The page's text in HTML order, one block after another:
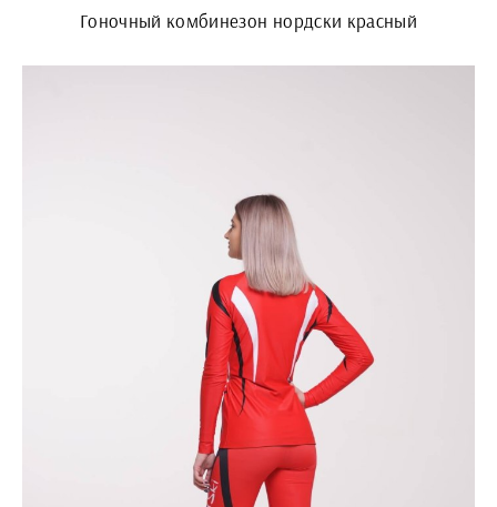
Гоночный комбинезон нордски красный